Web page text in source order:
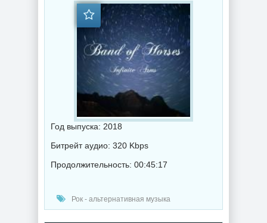
Год выпуска: 2018
Битрейт аудио: 320 Kbps
Продолжительность: 00:45:17
Рок - альтернативная музыка